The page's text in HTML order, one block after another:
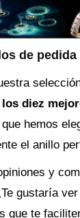
de pedida
los diez
que hemos
el anillo
y
gustaría
que te